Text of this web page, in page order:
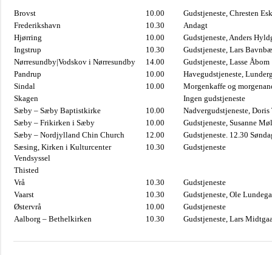
Brovst 10.00
Gudstjeneste, Chresten
Frederikshavn
10.30
Andagt
Hjørring
10.00
Gudstjeneste, Anders
Ingstrup
10.30
Gudstjeneste, Lars
Nørresundby|Vodskov i Nørresundby
14.00
Gudstjeneste, Lasse Åbom
Pandrup
10.00
Havegudstjeneste,
Sindal
10.00
Morgenkaffe og
Skagen
Ingen gudstjeneste
Sæby – Sæby Baptistkirke
10.00
Nadvergudstjeneste,
Sæby – Frikirken i Sæby
10.00
Gudstjeneste, Susanne
Sæby – Nordjylland Chin Church
12.00
Gudstjeneste. 12.30
Sæsing, Kirken i Kulturcenter
Vendsyssel
10.30 Gudstjeneste
Thisted
Vrå
10.30
Gudstjeneste
Vaarst
10.30
Gudstjeneste, Ole
Østervrå
10.00
Gudstjeneste
Aalborg – Bethelkirken
10.30 Gudstjeneste, Lars